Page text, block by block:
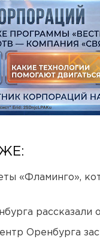
«Фламинго»,
Оренбурга